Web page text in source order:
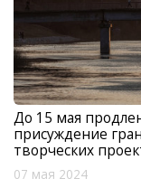
До 15 мая
присуждение
творческих
07 мая 2024